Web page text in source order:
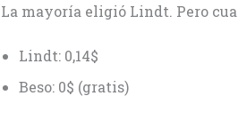
La mayoría eligió Lindt. Pero
Lindt: 0,14$
Beso: 0$ (gratis)